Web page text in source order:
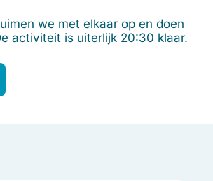
we met elkaar op en doen
activiteit is uiterlijk 20:30 klaar.